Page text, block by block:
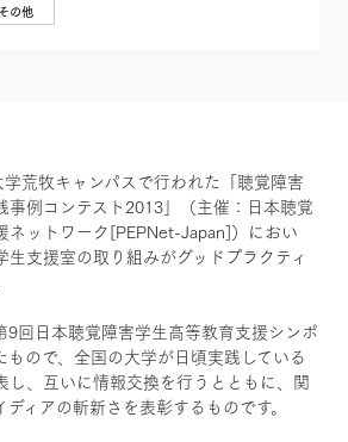
その他
荒牧キャンパスで行われた「聴覚障害
事例コンテスト2013」（主催：日本聴覚
ネットワーク[PEPNet-Japan]）におい
生支援室の取り組みがグッドプラクティ
9回日本聴覚障害学生高等教育支援シンポ
もので、全国の大学が日頃実践している
し、互いに情報交換を行うとともに、関
ィアの斬新さを表彰するものです。